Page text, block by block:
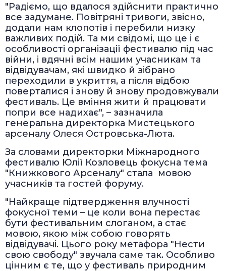
"Радіємо, що вдалося здійснити практично
все задумане. Повітряні тривоги, звісно,
додали нам клопотів і перебили низку
важливих подій. Та ми свідомі, що це і є
особливості організації фестивалю під час
війни, і вдячні всім нашим учасникам та
відвідувачам, які швидко й зібрано
переходили в укриття, а після відбою
поверталися і знову й знову продовжували
фестиваль. Це вміння жити й працювати
попри все надихає", – зазначила
генеральна директорка Мистецького
арсеналу Олеся Островська-Люта.
За словами директорки Міжнародного
фестивалю Юлії Козловець фокусна тема
"Книжкового Арсеналу" стала мовою
учасників та гостей форуму.
"Найкраще підтвердження влучності
фокусної теми – це коли вона перестає
бути фестивальним слоганом, а стає
мовою, якою між собою говорять
відвідувачі. Цього року метафора "Нести
свою свободу" звучала саме так. Особливо
цінним є те, що у фестиваль природним